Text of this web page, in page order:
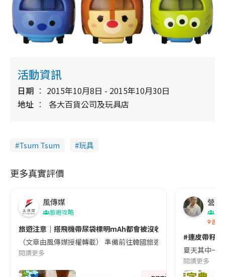
活動資訊
日期
2015年10月8日 - 2015年10月30日
地址
各大百貨公司及玩具店
Tsum Tsum 玩具
更多真實評價
風傳媒
旅遊攻略
旅遊注意｜搭飛機帶尿袋標明mAh都會被沒收😱出發前切記檢查
（文章由風傳媒授權轉載） 準備前往韓國旅遊的民眾，近期要
閱讀更多
營養
香港
#連皮帶籽
夏天其中一
閱讀更多